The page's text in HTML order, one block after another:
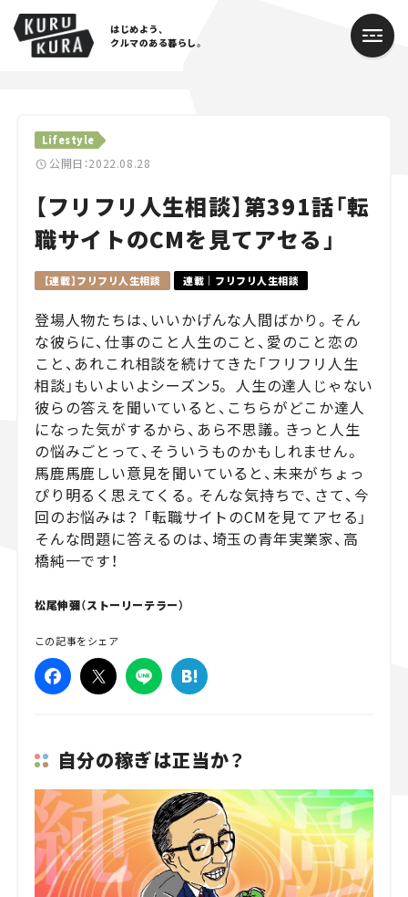
はじめよう、
クルマのある暮らし。
Lifestyle
公開日：2022.08.28
【フリフリ人生相談】第391話「転
職サイトのCMを見てアセる」
【連載】フリフリ人生相談 連載｜フリフリ人生相談
登場人物たちは、いいかげんな人間ばかり。そん
な彼らに、仕事のこと人生のこと、愛のこと恋の
こと、あれこれ相談を続けてきた「フリフリ人生
相談」もいよいよシーズン5。 人生の達人じゃない
彼らの答えを聞いていると、こちらがどこか達人
になった気がするから、あら不思議。きっと人生
の悩みごとって、そういうものかもしれません。
馬鹿馬鹿しい意見を聞いていると、未来がちょっ
ぴり明るく思えてくる。そんな気持ちで、さて、今
回のお悩みは？ 「転職サイトのCMを見てアセる」
そんな問題に答えるのは、埼玉の青年実業家、高
橋純一です！
松尾伸彌（ストーリーテラー）
この記事をシェア
自分の稼ぎは正当か？
Cars
Lifestyle
Traffic
Special
Series
Campaign
人気のハッシュタグ
スズキ ジムニー｜Suzuki Jimny
スズキ｜Suzuki
マツダ｜Mazda
マツダ ロードスター｜Mazda Roadster